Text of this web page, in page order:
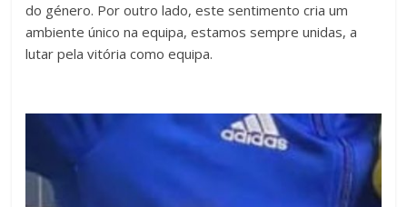
do género. Por outro lado, este sentimento cria um
ambiente único na equipa, estamos sempre unidas, a
lutar pela vitória como equipa.